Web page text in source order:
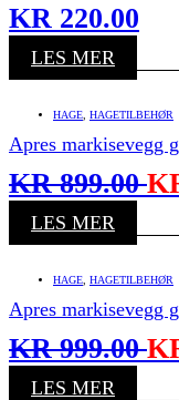
KR 220.00
LES MER
HAGE HAGETILBEHØR
Apres markisevegg
KR899.00
LES MER
HAGE HAGETILBEHØR
Apres markisevegg
KR999.00
LES MER